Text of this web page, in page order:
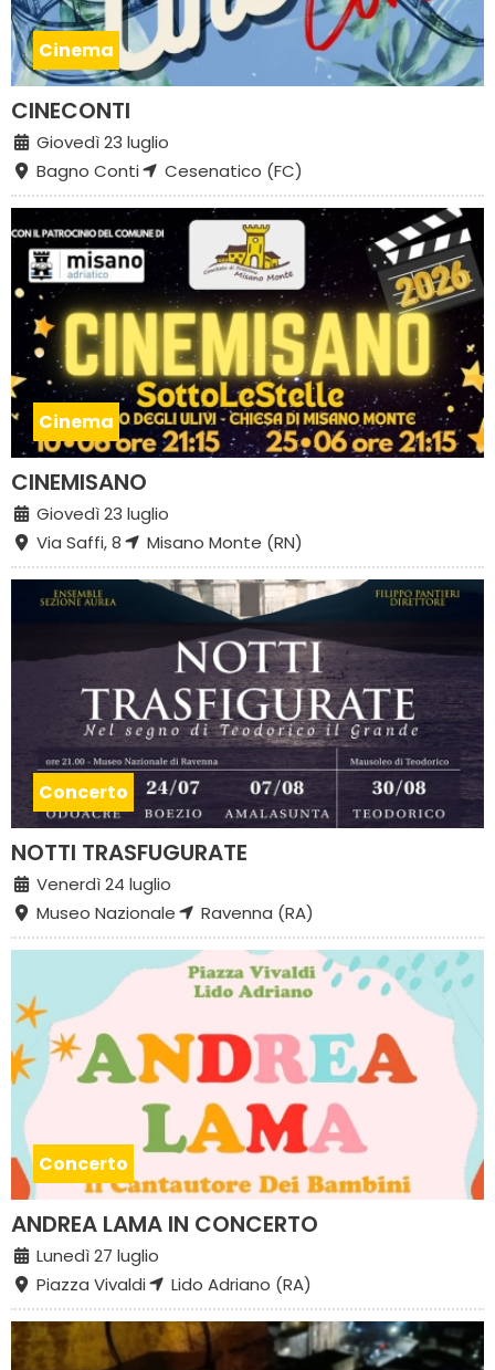
Cinema
CINECONTI
Giovedì 23 luglio
Bagno Conti
Cesenatico (FC)
Cinema
CINEMISANO
Giovedì 23 luglio
Via Saffi, 8
Misano Monte (RN)
Concerto
NOTTI TRASFUGURATE
Venerdì 24 luglio
Museo Nazionale
Ravenna (RA)
Concerto
ANDREA LAMA IN CONCERTO
Lunedì 27 luglio
Piazza Vivaldi
Lido Adriano (RA)